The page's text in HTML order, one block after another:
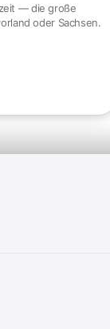
— die große
oder Sachsen.